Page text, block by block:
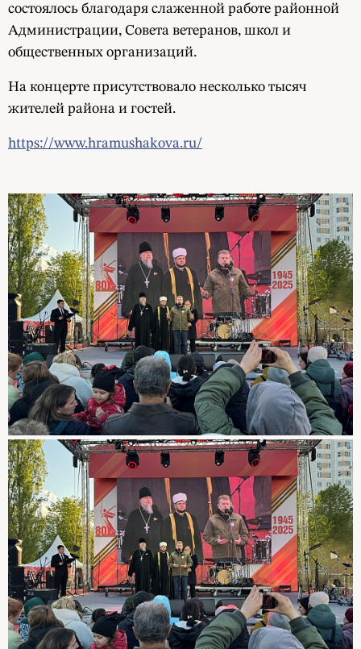
состоялось благодаря слаженной работе районной
Администрации, Совета ветеранов, школ и
общественных организаций.
На концерте присутствовало несколько тысяч
жителей района и гостей.
https://www.hramushakova.ru/